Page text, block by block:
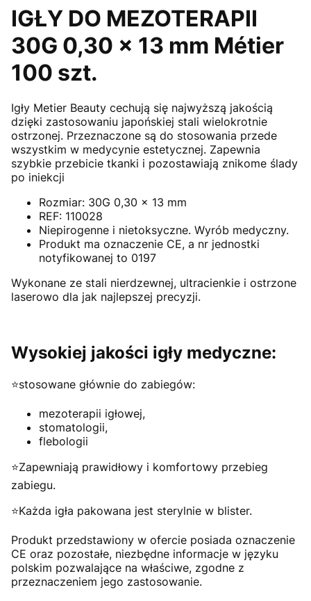
IGŁY DO MEZOTERAPII
30G 0,30 x 13 mm Métier
100 szt.
Igły Metier Beauty cechują się najwyższą jakością
dzięki zastosowaniu japońskiej stali wielokrotnie
ostrzonej. Przeznaczone są do stosowania przede
wszystkim w medycynie estetycznej. Zapewnia
szybkie przebicie tkanki i pozostawiają znikome ślady
po iniekcji
Rozmiar: 30G 0,30 x 13 mm
REF: 110028
Niepirogenne i nietoksyczne. Wyrób medyczny.
Produkt ma oznaczenie CE, a nr jednostki
notyfikowanej to 0197
Wykonane ze stali nierdzewnej, ultracienkie i ostrzone
laserowo dla jak najlepszej precyzji.
Wysokiej jakości igły medyczne:
⭐stosowane głównie do zabiegów:
mezoterapii igłowej,
stomatologii,
flebologii
⭐Zapewniają prawidłowy i komfortowy przebieg
zabiegu.
⭐Każda igła pakowana jest sterylnie w blister.
Produkt przedstawiony w ofercie posiada oznaczenie
CE oraz pozostałe, niezbędne informacje w języku
polskim pozwalające na właściwe, zgodne z
przeznaczeniem jego zastosowanie.